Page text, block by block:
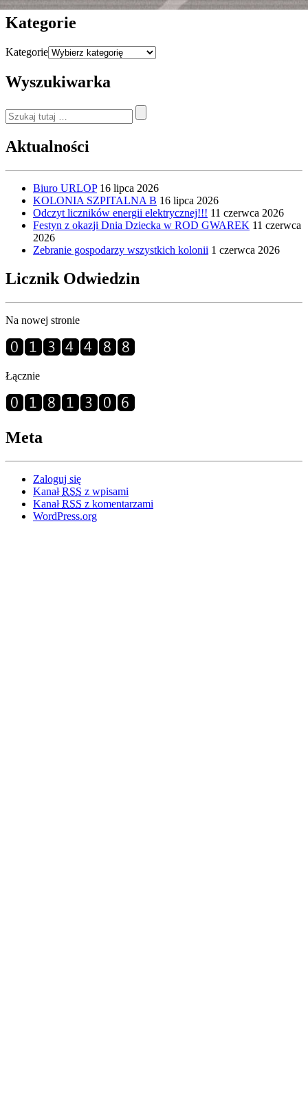
Kategorie
Kategorie
Wyszukiwarka
Aktualności
Biuro URLOP 16 lipca 2026
KOLONIA SZPITALNA B 16 lipca 2026
Odczyt liczników energii elektrycznej!!! 11 czerwca 2026
Festyn z okazji Dnia Dziecka w ROD GWAREK 11 czerwca
2026
Zebranie gospodarzy wszystkich kolonii 1 czerwca 2026
Licznik Odwiedzin
Na nowej stronie
Łącznie
Meta
Zaloguj się
KanałRSS z wpisami
KanałRSS z komentarzami
WordPress.org